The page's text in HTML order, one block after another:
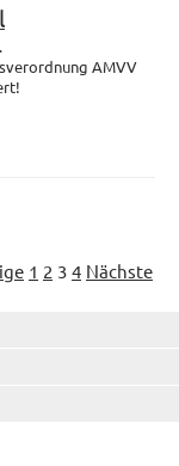
AMVV
1 2 3 4 Nächste